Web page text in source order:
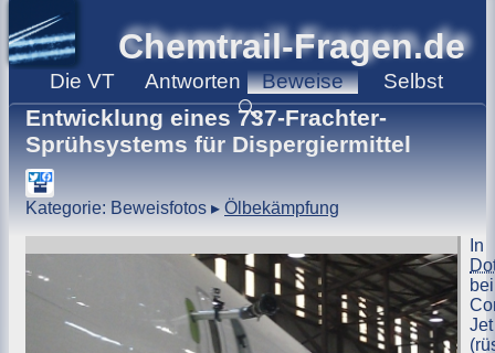
Chemtrail-Fragen.de
Die VT Antworten Beweise
Selbst
🔍
Entwicklung eines 737-Frachter-
Sprühsystems für Dispergiermittel
Kategorie: Beweisfotos ▸ Ölbekämpfung
In
bei
Jet